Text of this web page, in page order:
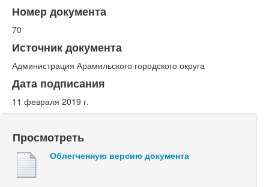
Номер документа
70
Источник документа
Администрация Арамильского городского округа
Дата подписания
11 февраля 2019 г.
Просмотреть
Облегченную версию документа